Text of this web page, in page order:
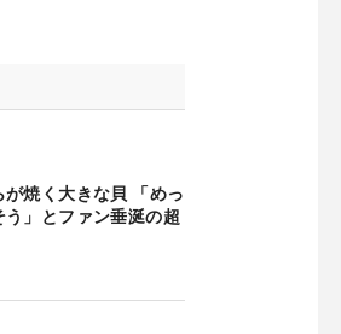
が焼く大きな貝 「めっ
う」とファン垂涎の超